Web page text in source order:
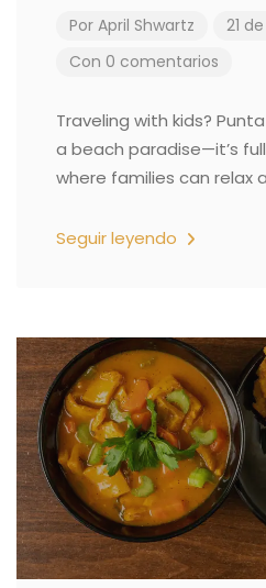
Por April Shwartz
21
Con 0 comentarios
Traveling with kids?
a beach paradise—it’s
where families can relax
Seguir leyendo